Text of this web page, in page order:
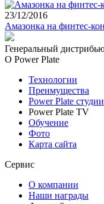
23/12/2016
Амазонка на финтес-
Генеральный
О Power Plate
Технологии
Преимущества
Power Plate студии
Power Plate TV
Обучение
Фото
Карта сайта
Сервис
О компании
Наши награды